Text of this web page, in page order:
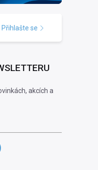
se
akcích a